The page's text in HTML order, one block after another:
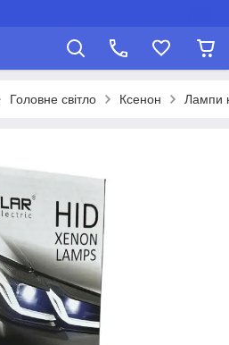
Головне світло Ксенон Лампи